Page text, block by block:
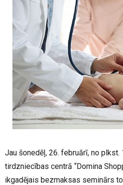
Jau šonedēļ, 26. februārī, no
tirdzniecības centrā “Domina
ikgadējais bezmaksas seminārs